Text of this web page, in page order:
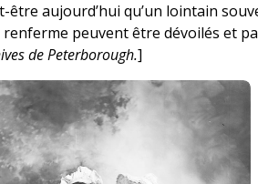
être aujourd’hui qu’un lointain
renferme peuvent être dévoilés et
de Peterborough.]